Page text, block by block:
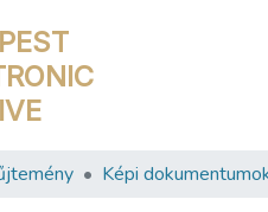
Képi